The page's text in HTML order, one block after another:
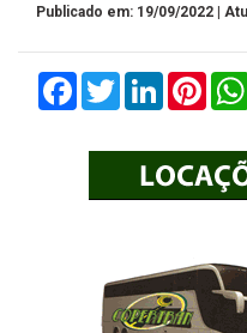
Publicado em: 19/09/2022 |
FacebookTwitterLinkedIn